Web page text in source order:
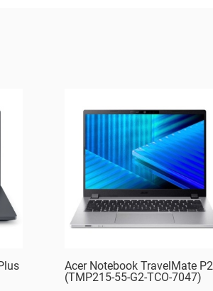
Acer Notebook TravelMate P2
(TMP215-55-G2-TCO-7047)